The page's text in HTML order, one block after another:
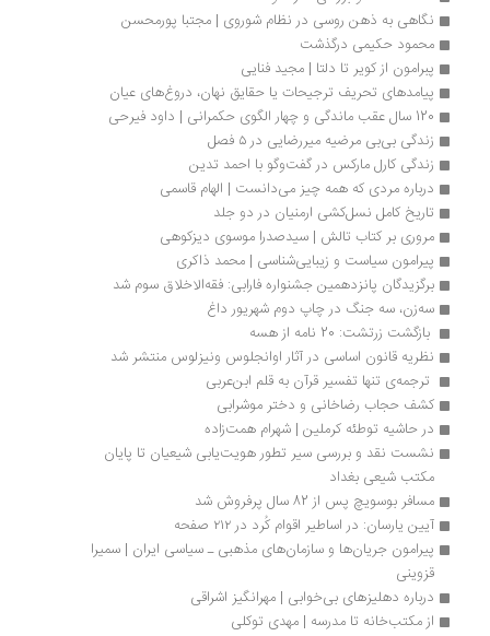
نگاهی به ذهن روسی در نظام شوروی | مجتبا پورمحسن
محمود حکیمی درگذشت
پبرامون از کویر تا دلتا | مجید فنایی
پیامدهای تحریف ترجیحات یا حقایق نهان، دروغ‌های عیان
زندگی بی‌بی مرضیه میررضایی در ۵ فصل
زندگی کارل مارکس در گفت‌وگو با احمد تدین
درباره مردی که همه چیز می‌دانست | الهام قاسمی
تاریخ کامل نسل‌کشی ارمنیان در دو جلد
مروری بر کتاب تالش | سیدصدرا موسوی دیزکوهی
پیرامون سیاست و زیبایی‌شناسی | محمد ذاکری
برگزیدگان پانزدهمین جشنواره فارابی: فقه‌الاخلاق سوم شد
سه‌زن، سه جنگ در چاپ دوم شهریور داغ
بازگشت زرتشت: 20 نامه از هسه
نظریه قانون اساسی در آثار اوانجلوس ونیزلوس منتشر شد
ترجمه‌ی تنها تفسیر قرآن به قلم ابن‌عربی
کشف حجاب رضاخانی و دختر موشرابی
در حاشیه توطئه کرملین | شهرام همت‌زاده
نشست نقد و بررسی سیر تطور هویت‌یابی شیعیان تا پایان
مکتب شیعی بغداد
مسافر بوسویچ پس از 82 سال پرفروش شد
آیین یارسان: در اساطیر اقوام کُرد در ۲۱۲ صفحه
درباره دهلیزهای بی‌خوابی | مهرانگیز اشراقی
از مکتب‌خانه تا مدرسه | مهدی توکلی